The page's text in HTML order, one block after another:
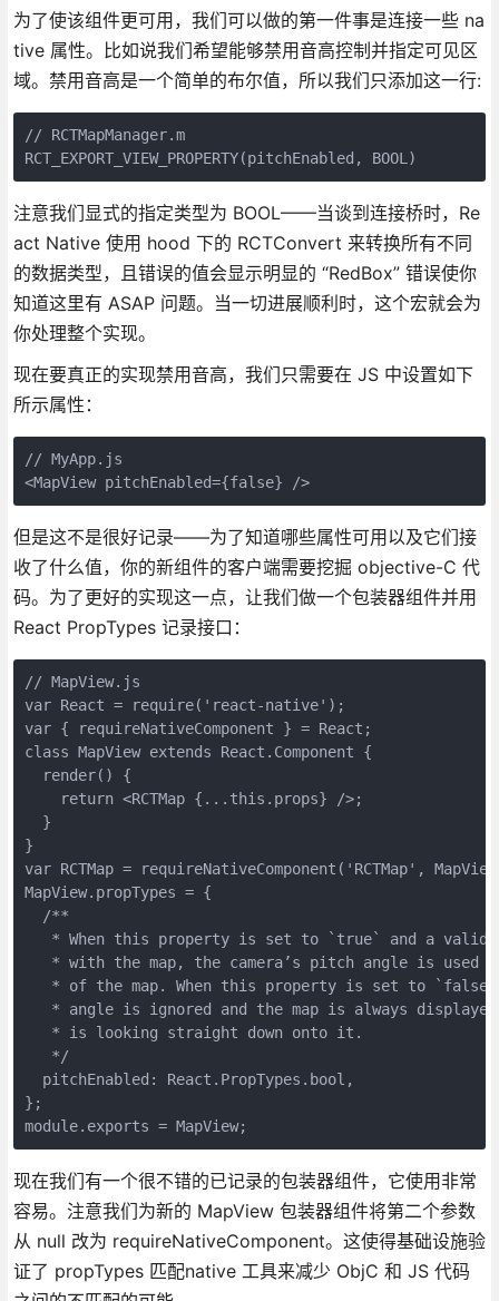
为了使该组件更可用，我们可以做的第一件事是连接一些 na
tive 属性。比如说我们希望能够禁用音高控制并指定可见区
域。禁用音高是一个简单的布尔值，所以我们只添加这一行:
// RCTMapManager.m
注意我们显式的指定类型为 BOOL——当谈到连接桥时，Re
act Native 使用 hood 下的 RCTConvert 来转换所有不同
的数据类型，且错误的值会显示明显的 “RedBox” 错误使你
知道这里有 ASAP 问题。当一切进展顺利时，这个宏就会为
你处理整个实现。
现在要真正的实现禁用音高，我们只需要在 JS 中设置如下
所示属性：
// MyApp.js
<MapView pitchEnabled={false} />
但是这不是很好记录——为了知道哪些属性可用以及它们接
收了什么值，你的新组件的客户端需要挖掘 objective-C 代
码。为了更好的实现这一点，让我们做一个包装器组件并用
React PropTypes 记录接口：
// MapView.js
var React = require('react-native');
var { requireNativeComponent } = React;
class MapView extends React.Component {
  render() {
    return <RCTMap {...this.props} />;
  }
}
var RCTMap = requireNativeComponent('RCTMap',
MapView.propTypes = {
  /**
* When this property is set to `true` and a valid
* with the map, the camera’s pitch angle is used
* of the map. When this property is set to
* angle is ignored and the map is always
   * is looking straight down onto it.
   */
  pitchEnabled: React.PropTypes.bool,
};
现在我们有一个很不错的已记录的包装器组件，它使用非常
容易。注意我们为新的 MapView 包装器组件将第二个参数
从 null 改为 requireNativeComponent。这使得基础设施验
证了 propTypes 匹配native 工具来减少 ObjC 和 JS 代码